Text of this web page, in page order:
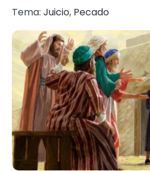
Tema: Juicio, Pecado